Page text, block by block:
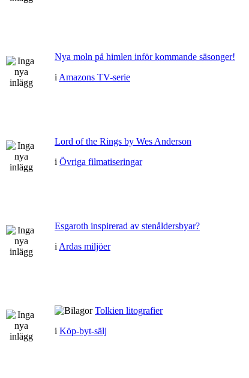
Nya moln på himlen inför kommande säsonger!
i Amazons TV-serie
Lord of the Rings by Wes Anderson
i Övriga filmatiseringar
Esgaroth inspirerad av stenåldersbyar?
i Ardas miljöer
Tolkien litografier
i Köp-byt-sälj